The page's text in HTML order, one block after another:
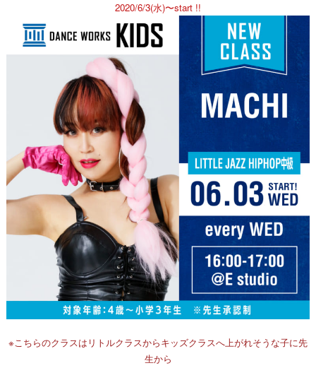
2020/6/3(水)〜start !!
※こちらのクラスはリトルクラスからキッズクラスへ上がれそうな子に先
生から